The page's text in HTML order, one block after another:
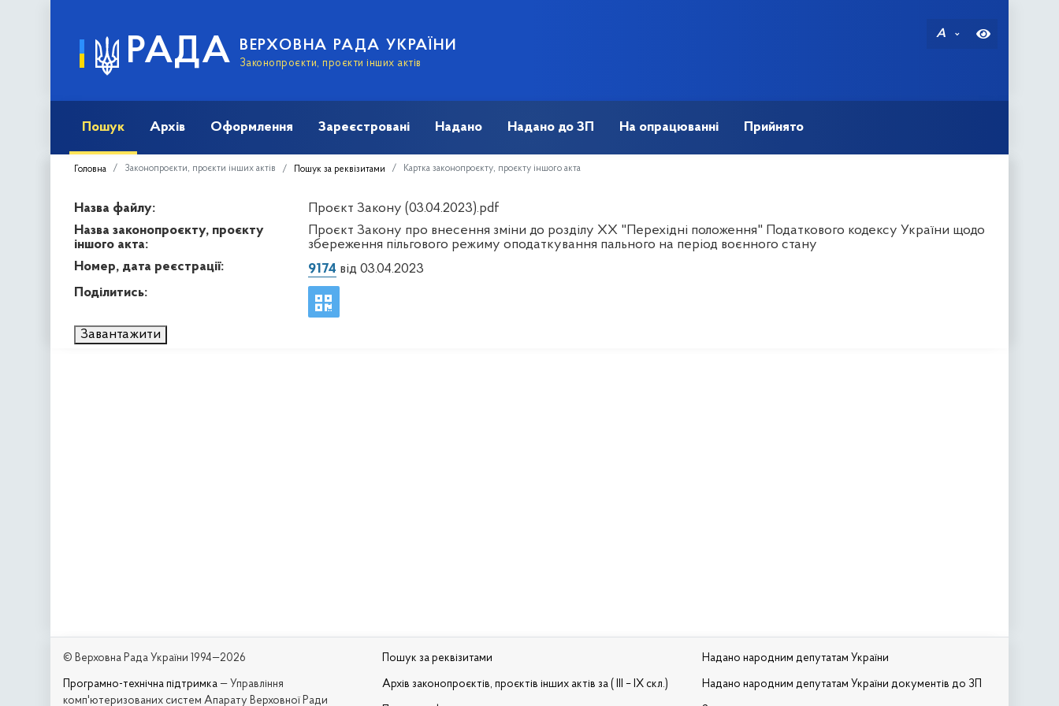
РАДА ВЕРХОВНА РАДА УКРАЇНИ
Законопроєкти, проєкти інших актів
A
Пошук Архів Оформлення Зареєстровані Надано Надано до ЗП На опрацюванні Прийнято
Головна Законопроєкти, проєкти інших актів Пошук за реквізитами Картка законопроєкту, проєкту іншого акта
Назва файлу:
Проєкт Закону (03.04.2023).pdf
Назва законопроєкту, проєкту
іншого акта:
Проєкт Закону про внесення зміни до розділу XX "Перехідні положення" Податкового кодексу України щодо
збереження пільгового режиму оподаткування пального на період воєнного стану
Номер, дата реєстрації:
9174 від 03.04.2023
Поділитись:
Завантажити
© Верховна Рада України 1994—2026
Програмно-технічна підтримка — Управління
комп'ютеризованих систем Апарату Верховної Ради
Пошук за реквізитами
Архів законопроєктів, проєктів інших актів за ( III – IX скл.)
Надано народним депутатам України
Надано народним депутатам України документів до ЗП